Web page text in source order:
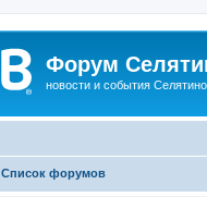
Форум
новости и события
Список форумов